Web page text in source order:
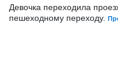
Девочка переходила
пешеходному переходу.